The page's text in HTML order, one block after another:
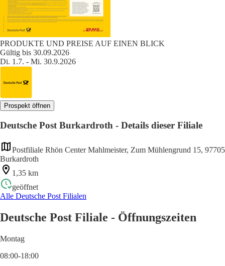
PRODUKTE UND PREISE AUF EINEN BLICK
Gültig bis 30.09.2026
Di. 1.7. - Mi. 30.9.2026
Prospekt öffnen
Deutsche Post Burkardroth - Details dieser Filiale
Postfiliale Rhön Center Mahlmeister, Zum Mühlengrund 15, 97705
Burkardroth
1,35 km
geöffnet
Alle Deutsche Post Filialen
Deutsche Post Filiale - Öffnungszeiten
Montag
08:00-18:00